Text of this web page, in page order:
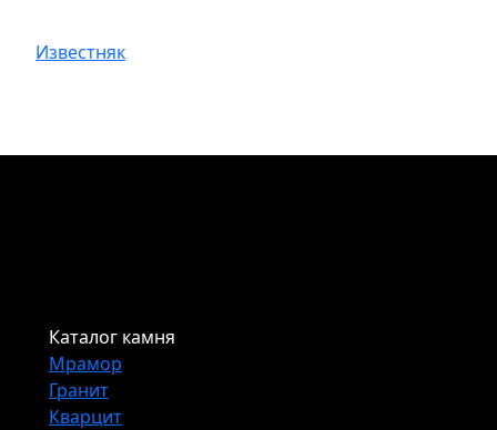
Известняк
Каталог камня
Мрамор
Гранит
Кварцит